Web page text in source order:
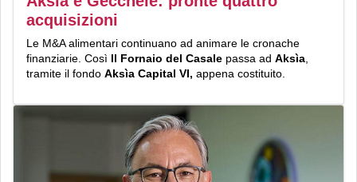
acquisizioni
Le M&A alimentari continuano ad animare le cronache
finanziarie. Così Il Fornaio del Casale passa ad Aksìa
tramite il fondo Aksìa Capital VI, appena costituito.